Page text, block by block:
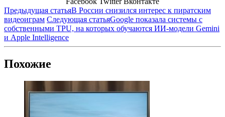
Предыдущая статьяВ России снизился интерес к пиратским
видеоиграм Следующая статьяGoogle показала системы с
собственными TPU, на которых обучаются ИИ-модели Gemini
и Apple Intelligence
Похожие